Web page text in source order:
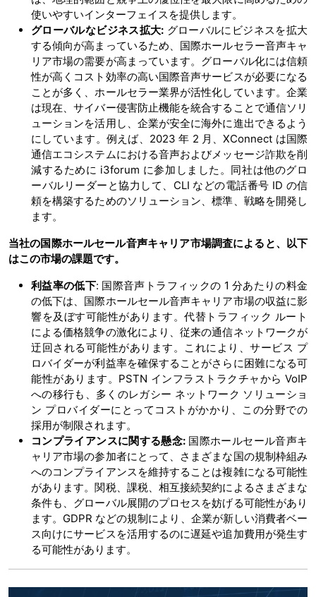
使いやすいインターフェイスを提供します。
グローバルなビジネス拡大: グローバルにビジネスを拡大
する傾向が高まっているため、国際ホールセラー音声キャ
リア市場の需要が高まっています。グローバル化には信頼
性が高くコスト効率の高い国際音声サービスが必要になる
ことが多く、ホールセラー業界が活性化しています。企業
は現在、サイバー侵害防止機能を統合することで通信ソリ
ューションを活用し、企業が安全に海外に進出できるよう
にしています。例えば、2023 年 2 月、XConnect は国際
通信エコシステムにおける音声およびメッセージ詐欺を削
減するために i3forum に参加しました。同社は他のグロ
ーバルリーダーと協力して、CLI などの電話番号 ID の信
頼を構築するためのソリューション、標準、戦略を開発し
ます。
当社の国際ホールセール音声キャリア市場調査によると、以下
はこの市場の課題です。
利益率の低下: 国際音声トラフィックの 1 分あたりの料金
の低下は、国際ホールセール音声キャリア市場の収益に影
響を及ぼす可能性があります。代替トラフィック ルート
による価格競争の激化により、従来の通信ネットワークが
迂回される可能性があります。これにより、サービス プ
ロバイダーが利益率を確保することがさらに困難になる可
能性があります。PSTN インフラストラクチャから VoIP
への移行も、多くのレガシー ネットワーク ソリューショ
ン プロバイダーにとってコストがかかり、この分野での
採用が制限されます。
コンプライアンスに関する懸念: 国際ホールセール音声キ
ャリア市場の参加者にとって、さまざまな国の規制枠組み
へのコンプライアンスを維持することは複雑になる可能性
があります。関税、課税、相互接続契約によるさまざまな
条件も、グローバル展開のプロセスを妨げる可能性があり
ます。GDPR などの規制により、企業が新しい消費者ベー
ス向けにサービスを活用するのに遅延や追加費用が発生す
る可能性があります。